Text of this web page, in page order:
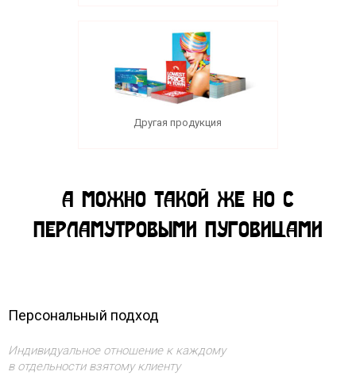
Другая продукция
А МОЖНО ТАКОЙ ЖЕ НО С
ПЕРЛАМУТРОВЫМИ ПУГОВИЦАМИ
Персональный подход
Индивидуальное отношение к каждому
в отдельности взятому клиенту